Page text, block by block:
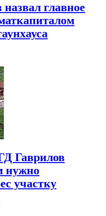
главное
Гаврилов
нужно
участку